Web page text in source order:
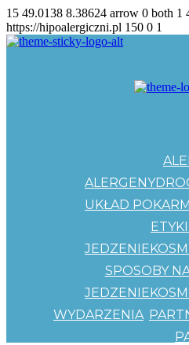
15 49.0138 8.38624 arrow 0 both 1
https://hipoalergiczni.pl 150 0 1
ALERGENY
UKŁAD
JEDZENIE
SPOSOBY
JEDZENIE
WYDARZENIA